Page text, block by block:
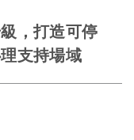
，打造可停
支持場域